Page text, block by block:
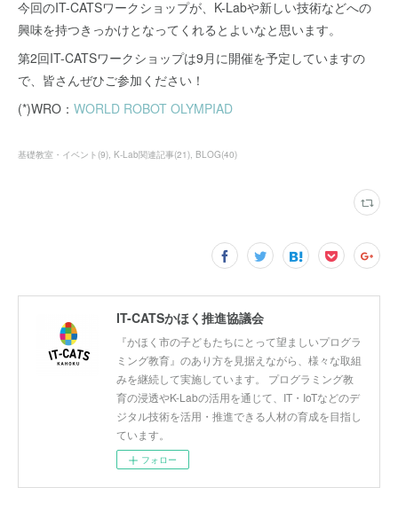
今回のIT-CATSワークショップが、K-Labや新しい技術などへの
興味を持つきっかけとなってくれるとよいなと思います。
第2回IT-CATSワークショップは9月に開催を予定していますの
で、皆さんぜひご参加ください！
(*)WRO： WORLD ROBOT OLYMPIAD
基礎教室・イベント (9) K-Lab関連記事(21) BLOG(40)
IT-CATSかほく推進協議会
『かほく市の子どもたちにとって望ましいプログラ
ミング教育』のあり方を見据えながら、様々な取組
みを継続して実施しています。 プログラミング教
育の浸透やK-Labの活用を通じて、IT・IoTなどのデ
ジタル技術を活用・推進できる人材の育成を目指し
ています。
フォロー